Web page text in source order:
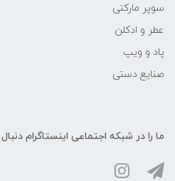
سوپر مارکتی
عطر و ادکلن
پاد و ویپ
صنایع دستی
ما را در شبکه‌ اجتماعی اینستاگرام